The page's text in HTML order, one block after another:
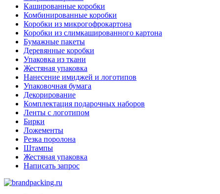
Кашированные коробки
Комбинированные коробки
Коробки из микрогофрокартона
Коробки из слимкашированного картона
Бумажные пакеты
Деревянные коробки
Упаковка из ткани
Жестяная упаковка
Нанесение имиджей и логотипов
Упаковочная бумага
Декорирование
Комплектация подарочных наборов
Ленты с логотипом
Бирки
Ложементы
Резка поролона
Штампы
Жестяная упаковка
Написать запрос